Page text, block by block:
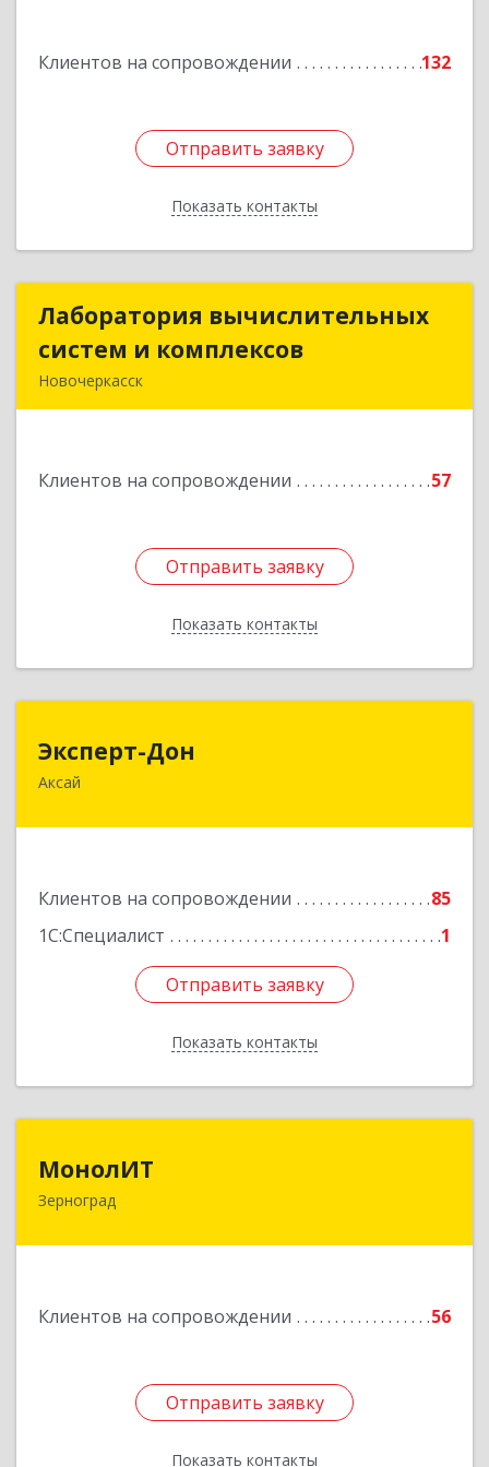
Клиентов на сопровождении 132
Отправить заявку
Показать контакты
Отправить заявку
Назад
Лаборатория вычислительных
систем и комплексов
Новочеркасск
Клиентов на сопровождении 57
Отправить заявку
Показать контакты
Лаборатория вычислительных
систем и комплексов
Подробнее
Отправить заявку
Назад
Эксперт-Дон
Аксай
Клиентов на сопровождении
85
1С:Специалист
1
Отправить заявку
Показать контакты
346720, Ростовская обл, Аксай г, Буденного ул,
Отправить заявку
Назад
МонолИТ
Зерноград
Клиентов на сопровождении 56
Отправить заявку
Показать контакты
347740, Ростовская обл, Зерноградский р-н,
Отправить заявку
Назад